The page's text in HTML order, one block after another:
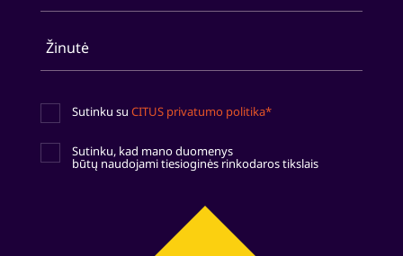
Žinutė
Sutinku su CITUS privatumo politika*
Sutinku, kad mano duomenys
būtų naudojami tiesioginės rinkodaros tikslais